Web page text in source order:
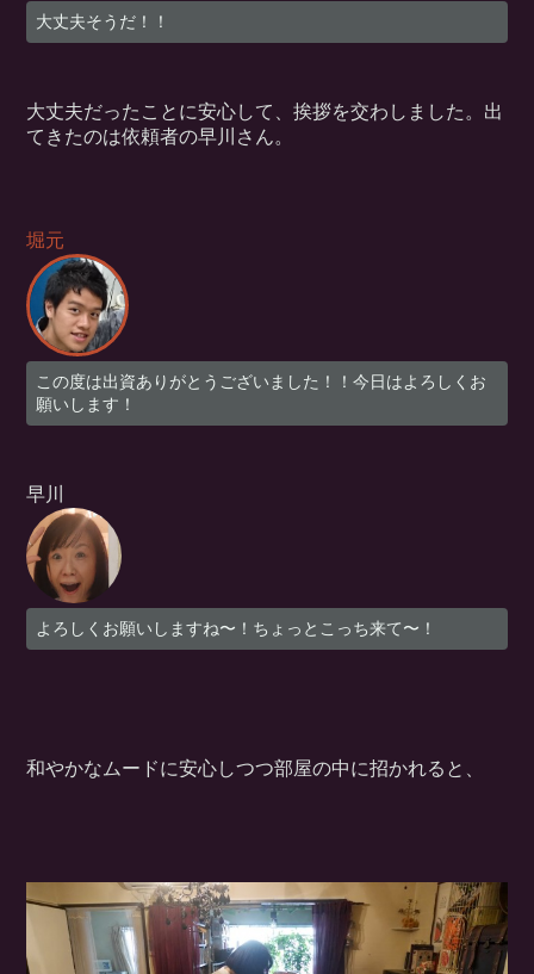
大丈夫そうだ！！
大丈夫だったことに安心して、挨拶を交わしました。出
てきたのは依頼者の早川さん。
堀元
この度は出資ありがとうございました！！今日はよろしくお
願いします！
早川
よろしくお願いしますね〜！ちょっとこっち来て〜！
和やかなムードに安心しつつ部屋の中に招かれると、